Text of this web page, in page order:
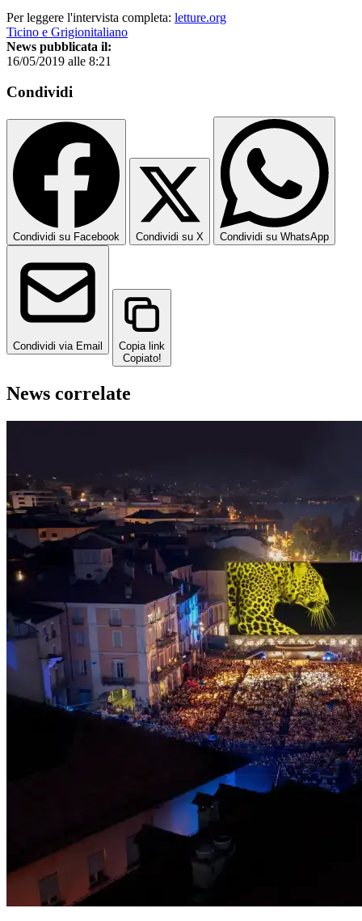
Per leggere l'intervista completa: letture.org
Ticino e Grigionitaliano
News pubblicata il:
16/05/2019 alle 8:21
Condividi
Condividi su Facebook Condividi su X Condividi su WhatsApp
Condividi via Email
Copia link
Copiato!
News correlate